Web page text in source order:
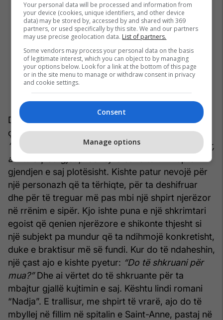
Dhe vërtet, më pas Bretoni e la… Mbyllja e saj në
çmendinë e tronditi së tepërmi pasi siç shkruan ai
“futja me forcë në çmendinë prodhon të çmendur,
ashtu siç burgjet prodhojnë banditë”
gjendjen e saj plotësisht. Kishte patur nevojë për
një personazh që ta tërhiqte, për ta deshifruar
dhe për të treguar më pas mbi një shpirt njerëzor
në rrënim e sipër. Kjo ishte puna e një shkrimtari
egoist që qenien njerëzore e shikonte thjesht si
një subjekt pa mundur që ta ndihmojë konkretisht,
duke e braktisur më së fundi. Kur do të ndaheshin,
një çast ajo e kishte pyetur: “Do të shkruani për
mua?”Dhe ai vërtet do të shkruante për ta
mbajtur gjallë kujtimin e saj. Kështu lindi romani
“Nadja”. E trallisur, me shpirt të vrarë, ajo do të
mbyllej në fillim në spitalin e Saint-Anne, pastaj në
Your personal data will be processed and information from
your device (cookies, unique identifiers, and other device
data) may be stored by, accessed by and shared with 369
partners, or used specifically by this site. We and our partners
may use precise geolocation data. List of partners.
Some vendors may process your personal data on the basis
of legitimate interest, which you can object to by managing
your options below. Look for a link at the bottom of this page
or in the site menu to manage or withdraw consent in privacy
and cookie settings.
Consent
Manage options